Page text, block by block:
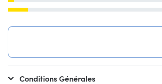
Conditions Générales